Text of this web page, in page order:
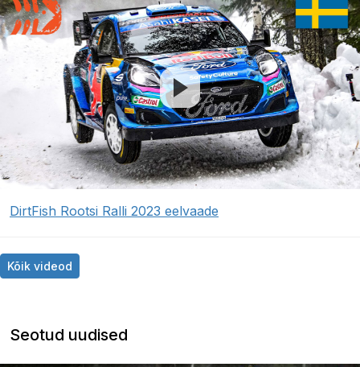
DirtFish Rootsi Ralli 2023 eelvaade
Kõik videod
Seotud uudised